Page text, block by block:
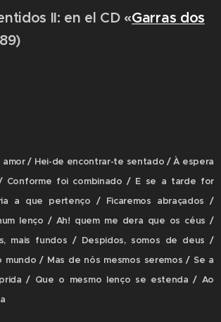
II: en el CD «Garras dos
amor / Hei-de encontrar-te sentado / À espera
Conforme foi combinado / E se a tarde for
a que pertenço / Ficaremos abraçados /
lenço / Ah! quem me dera que os céus /
mais fundos / Despidos, somos de deus /
mundo / Mas de nós mesmos seremos / Se a
/ Que o mesmo lenço se estenda / Ao